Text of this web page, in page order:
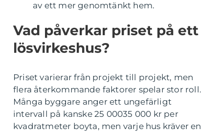
av ett mer genomtänkt hem.
Vad påverkar priset på ett
lösvirkeshus?
Priset varierar från projekt till projekt, men
flera återkommande faktorer spelar stor roll.
Många byggare anger ett ungefärligt
intervall på kanske 25 00035 000 kr per
kvadratmeter boyta, men varje hus kräver en